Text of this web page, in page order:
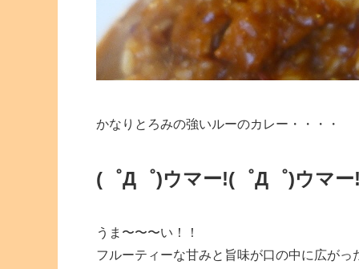
かなりとろみの強いルーのカレー・・・・
(゜Д゜)ウマー!(゜Д゜)ウマー
うま〜〜〜い！！
フルーティーな甘みと旨味が口の中に広が